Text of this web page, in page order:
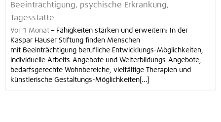
Beeinträchtigung, psychische Erkrankung,
Tagesstätte
Vor 1 Monat – Fähigkeiten stärken und erweitern: In der
Kaspar Hauser Stiftung finden Menschen
mit Beeinträchtigung berufliche Entwicklungs-Möglichkeiten,
individuelle Arbeits-Angebote und Weiterbildungs-Angebote,
bedarfsgerechte Wohnbereiche, vielfältige Therapien und
künstlerische Gestaltungs-Möglichkeiten[...]